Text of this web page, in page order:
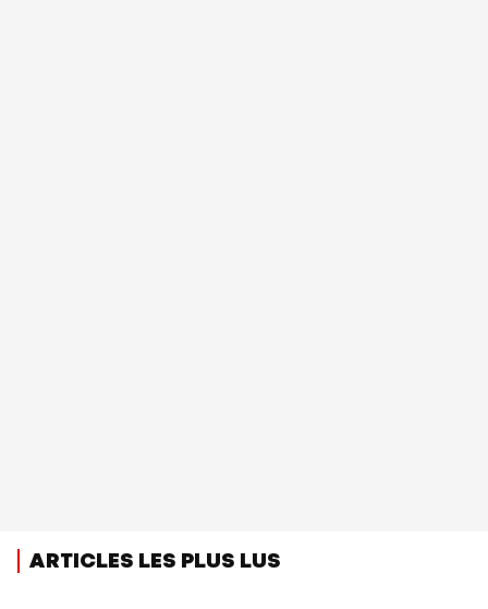
ARTICLES LES PLUS LUS